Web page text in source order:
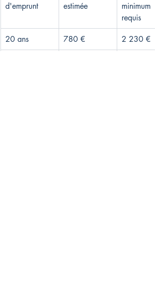
d'emprunt
estimée
minimum
requis
20 ans 780 € 2 230 €